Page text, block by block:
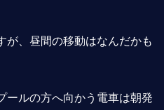
が、昼間の移動はなんだかも
ールの方へ向かう電車は朝発